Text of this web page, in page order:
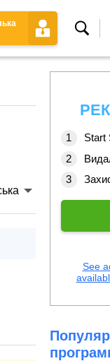
Пошук
Start
See